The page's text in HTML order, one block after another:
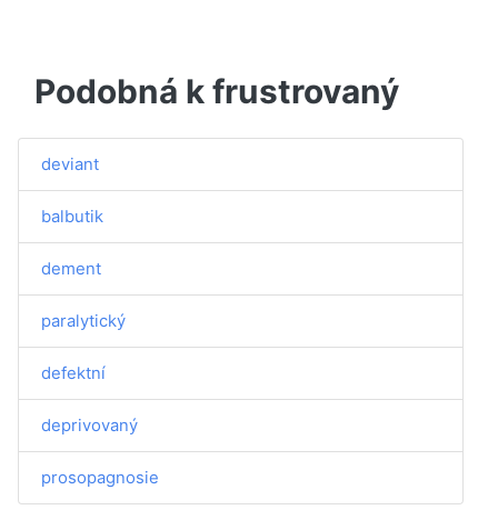
Podobná k frustrovaný
deviant
balbutik
dement
paralytický
defektní
deprivovaný
prosopagnosie